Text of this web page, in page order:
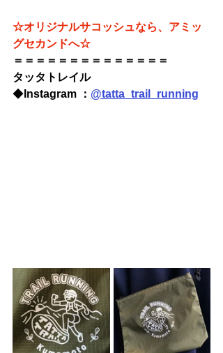
☆オリジナルサコッシュなら、アミッ
グセカンドへ☆
＝＝＝＝＝＝＝＝＝＝＝＝＝＝
タッタトレイル
◆ Instagram ： @tatta_trail_running